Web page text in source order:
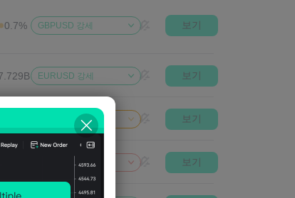
0.7% GBPUSD 강세 보기
EURUSD 강세 보기
EURUSD 중립적 보기
EURUSD 약세 보기